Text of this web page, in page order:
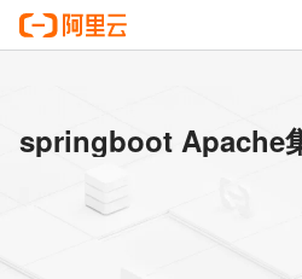
springboot Apache